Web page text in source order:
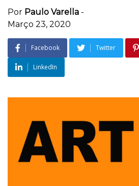
Por Paulo Varella -
Março 23, 2020
Facebook Twitter
LinkedIn